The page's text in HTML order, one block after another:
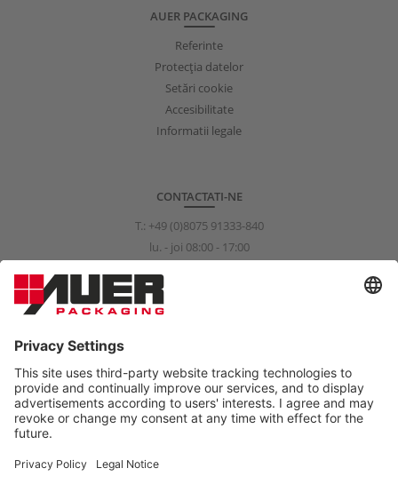
AUER PACKAGING
Referinte
Protecţia datelor
Setări cookie
Accesibilitate
Informatii legale
CONTACTATI-NE
T.: +49 (0)8075 91333-840
lu. - joi 08:00 - 17:00
info@auer-packaging.com
CLIENT PERSOANĂ FIZICĂ?